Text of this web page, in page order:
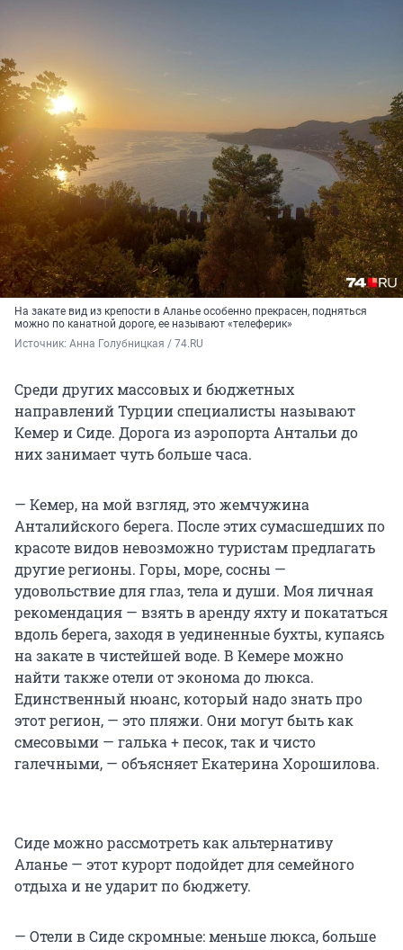
На закате вид из крепости в Аланье особенно прекрасен, подняться
можно по канатной дороге, ее называют «телеферик»
Источник: Анна Голубницкая / 74.RU
Среди других массовых и бюджетных
направлений Турции специалисты называют
Кемер и Сиде. Дорога из аэропорта Антальи до
них занимает чуть больше часа.
— Кемер, на мой взгляд, это жемчужина
Анталийского берега. После этих сумасшедших по
красоте видов невозможно туристам предлагать
другие регионы. Горы, море, сосны —
удовольствие для глаз, тела и души. Моя личная
рекомендация — взять в аренду яхту и покататься
вдоль берега, заходя в уединенные бухты, купаясь
на закате в чистейшей воде. В Кемере можно
найти также отели от эконома до люкса.
Единственный нюанс, который надо знать про
этот регион, — это пляжи. Они могут быть как
смесовыми — галька + песок, так и чисто
галечными, — объясняет Екатерина Хорошилова.
Сиде можно рассмотреть как альтернативу
Аланье — этот курорт подойдет для семейного
отдыха и не ударит по бюджету.
— Отели в Сиде скромные: меньше люкса, больше